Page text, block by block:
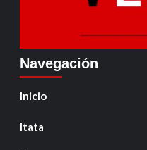
Navegación
Inicio
Itata